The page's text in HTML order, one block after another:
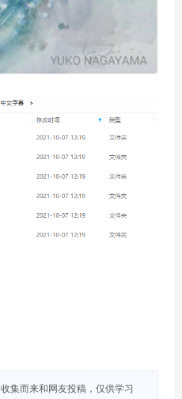
集而来和网友投稿，仅供学习